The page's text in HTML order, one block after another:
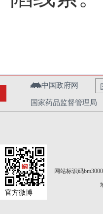
中国政府网
国家药品监督管理局
网站标识码
官方微博